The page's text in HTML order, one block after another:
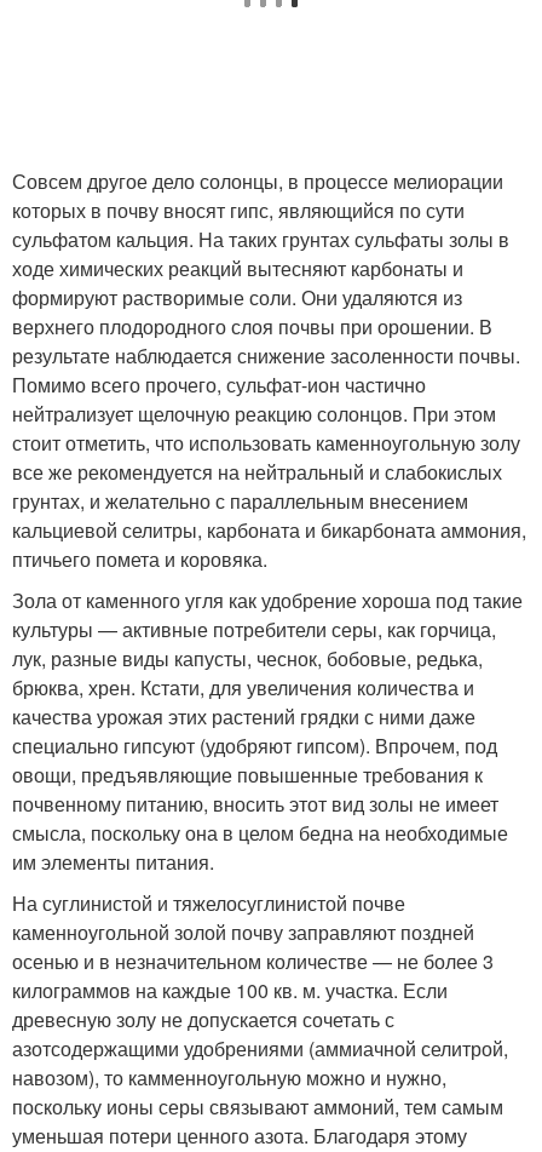
Совсем другое дело солонцы, в процессе мелиорации
которых в почву вносят гипс, являющийся по сути
сульфатом кальция. На таких грунтах сульфаты золы в
ходе химических реакций вытесняют карбонаты и
формируют растворимые соли. Они удаляются из
верхнего плодородного слоя почвы при орошении. В
результате наблюдается снижение засоленности почвы.
Помимо всего прочего, сульфат-ион частично
нейтрализует щелочную реакцию солонцов. При этом
стоит отметить, что использовать каменноугольную золу
все же рекомендуется на нейтральный и слабокислых
грунтах, и желательно с параллельным внесением
кальциевой селитры, карбоната и бикарбоната аммония,
птичьего помета и коровяка.
Зола от каменного угля как удобрение хороша под такие
культуры — активные потребители серы, как горчица,
лук, разные виды капусты, чеснок, бобовые, редька,
брюква, хрен. Кстати, для увеличения количества и
качества урожая этих растений грядки с ними даже
специально гипсуют (удобряют гипсом). Впрочем, под
овощи, предъявляющие повышенные требования к
почвенному питанию, вносить этот вид золы не имеет
смысла, поскольку она в целом бедна на необходимые
им элементы питания.
На суглинистой и тяжелосуглинистой почве
каменноугольной золой почву заправляют поздней
осенью и в незначительном количестве — не более 3
килограммов на каждые 100 кв. м. участка. Если
древесную золу не допускается сочетать с
азотсодержащими удобрениями (аммиачной селитрой,
навозом), то камменноугольную можно и нужно,
поскольку ионы серы связывают аммоний, тем самым
уменьшая потери ценного азота. Благодаря этому